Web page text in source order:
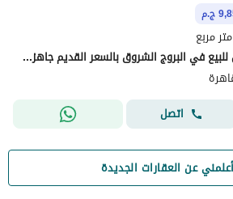
ج.م
توين هاوس استلام فوري للبيع في البروج الشروق بالسعر القديم جاهزه للمعاينه + تسيهلات في الدفع
اتصل
أعلمني عن العقارات الجديدة